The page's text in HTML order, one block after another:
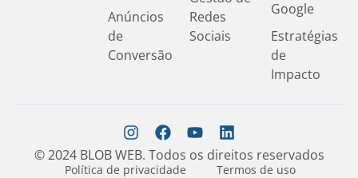
Anúncios
de
Conversão
Redes
Sociais
Google
Estratégias
de
Impacto
© 2024 BLOB WEB. Todos os direitos reservados
Política de privacidade Termos de uso